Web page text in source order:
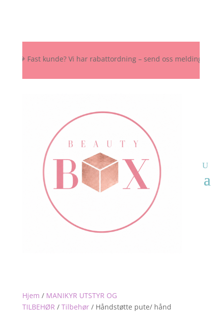
💎 Fast kunde? Vi har rabattordning – send oss melding her,
Hjem / MANIKYR UTSTYR OG
TILBEHØR / Tilbehør/ Håndstøtte pute/ hånd